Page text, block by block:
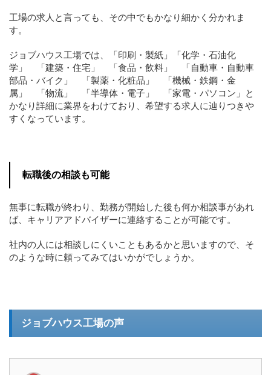
工場の求人と言っても、その中でもかなり細かく分かれま
す。
ジョブハウス工場では、「印刷・製紙」「化学・石油化
学」 「建築・住宅」 「食品・飲料」 「自動車・自動車
部品・バイク」 「製薬・化粧品」 「機械・鉄鋼・金
属」 「物流」 「半導体・電子」 「家電・パソコン」と
かなり詳細に業界をわけており、希望する求人に辿りつきや
すくなっています。
転職後の相談も可能
無事に転職が終わり、勤務が開始した後も何か相談事があれ
ば、キャリアアドバイザーに連絡することが可能です。
社内の人には相談しにくいこともあるかと思いますので、そ
のような時に頼ってみてはいかがでしょうか。
ジョブハウス工場の声